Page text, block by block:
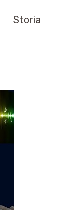
Storia